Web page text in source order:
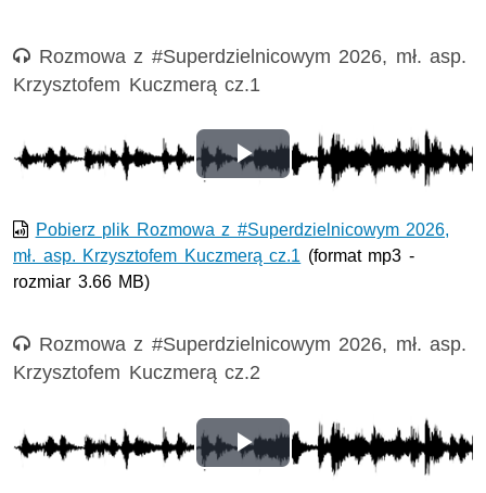
Nagranie audio
Rozmowa z #Superdzielnicowym 2026, mł. asp.
Krzysztofem Kuczmerą cz.1
Odtwórz
wideo
Pobierz plik Rozmowa z #Superdzielnicowym 2026,
mł. asp. Krzysztofem Kuczmerą cz.1 (format mp3 -
rozmiar 3.66 MB)
Nagranie audio
Rozmowa z #Superdzielnicowym 2026, mł. asp.
Krzysztofem Kuczmerą cz.2
Odtwórz